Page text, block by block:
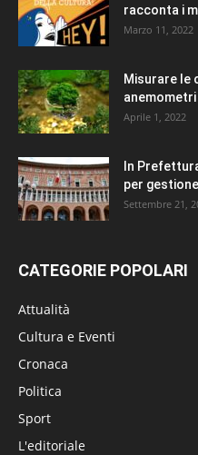
racconta i
Marzo 11, 2022
Misurare le
Aprile 1, 2022
In
per
Settembre 21,
CATEGORIE POPOLARI
Attualità
Cultura e Eventi
Cronaca
Politica
Sport
L'editoriale